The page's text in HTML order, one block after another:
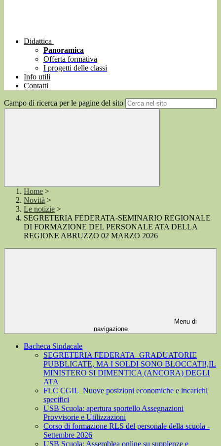
Didattica
Panoramica
Offerta formativa
I progetti delle classi
Info utili
Contatti
Campo di ricerca per le pagine del sito
Home >
Novità >
Le notizie >
SEGRETERIA FEDERATA-SEMINARIO REGIONALE
DI FORMAZIONE DEL PERSONALE ATA DELLA
REGIONE ABRUZZO 02 MARZO 2026
Menu di
navigazione
Bacheca Sindacale
SEGRETERIA FEDERATA_GRADUATORIE
PUBBLICATE, MA I SOLDI SONO BLOCCATI!,IL
MINISTERO SI DIMENTICA (ANCORA) DEGLI
ATA
FLC CGIL_Nuove posizioni economiche e incarichi
specifici
USB Scuola: apertura sportello Assegnazioni
Provvisorie e Utilizzazioni
Corso di formazione RLS del personale della scuola -
Settembre 2026
USB Scuola: Assemblea online su supplenze e